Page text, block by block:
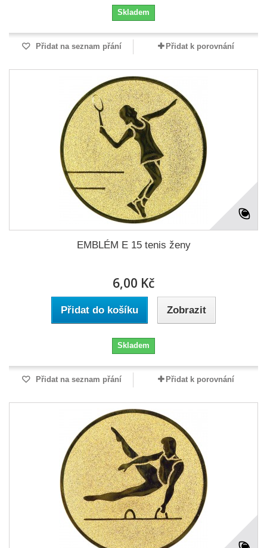
Skladem
Přidat na seznam přání Přidat k porovnání
EMBLÉM E 15 tenis ženy
6,00 Kč
Přidat do košíku Zobrazit
Skladem
Přidat na seznam přání Přidat k porovnání